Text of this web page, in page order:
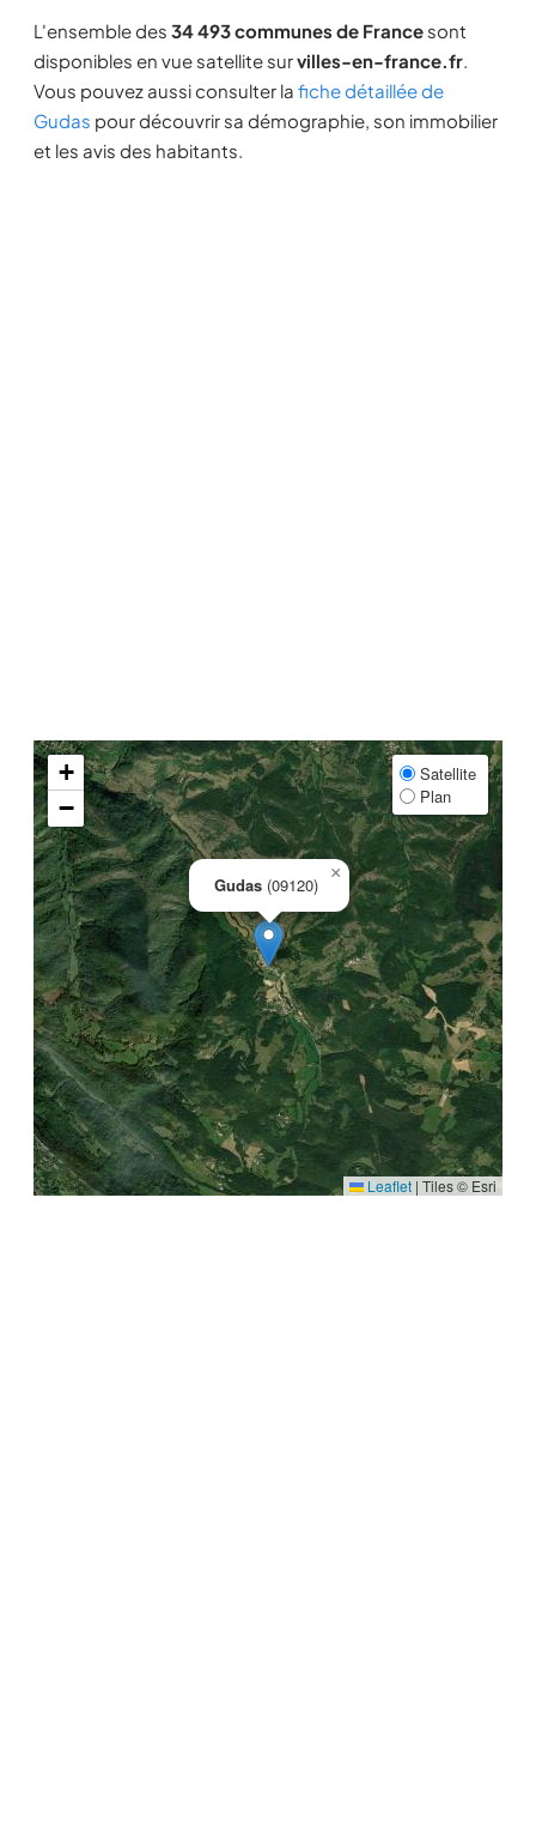
L'ensemble des 34 493 communes de France sont
disponibles en vue satellite survilles-en-france.fr.
Vous pouvez aussi consulter la fiche détaillée de
Gudas pour découvrir sa démographie, son immobilier
et les avis des habitants.
Gudas (09120)
×
+
−
Satellite
Plan
Leaflet | Tiles © Esri